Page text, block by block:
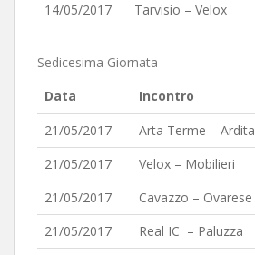
14/05/2017
Tarvisio – Velox
Sedicesima Giornata
Data
Incontro
21/05/2017
Arta Terme – Ardita
21/05/2017
Velox – Mobilieri
21/05/2017
Cavazzo – Ovarese
21/05/2017
Real IC – Paluzza